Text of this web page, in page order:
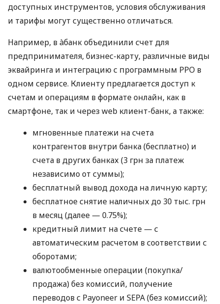
доступных инструментов, условия обслуживания
и тарифы могут существенно отличаться.
Например, в àбанк объединили счет для
предпринимателя, бизнес-карту, различные виды
эквайринга и интеграцию с программным РРО в
одном сервисе. Клиенту предлагается доступ к
счетам и операциям в формате онлайн, как в
смартфоне, так и через web клиент-банк, а также:
мгновенные платежи на счета
контрагентов внутри банка (бесплатно) и
счета в других банках (3 грн за платеж
независимо от суммы);
бесплатный вывод дохода на личную карту;
бесплатное снятие наличных до 30 тыс. грн
в месяц (далее — 0.75%);
кредитный лимит на счете — с
автоматическим расчетом в соответствии с
оборотами;
валютообменные операции (покупка/
продажа) без комиссий, получение
переводов с Payoneer и SEPA (без комиссий);